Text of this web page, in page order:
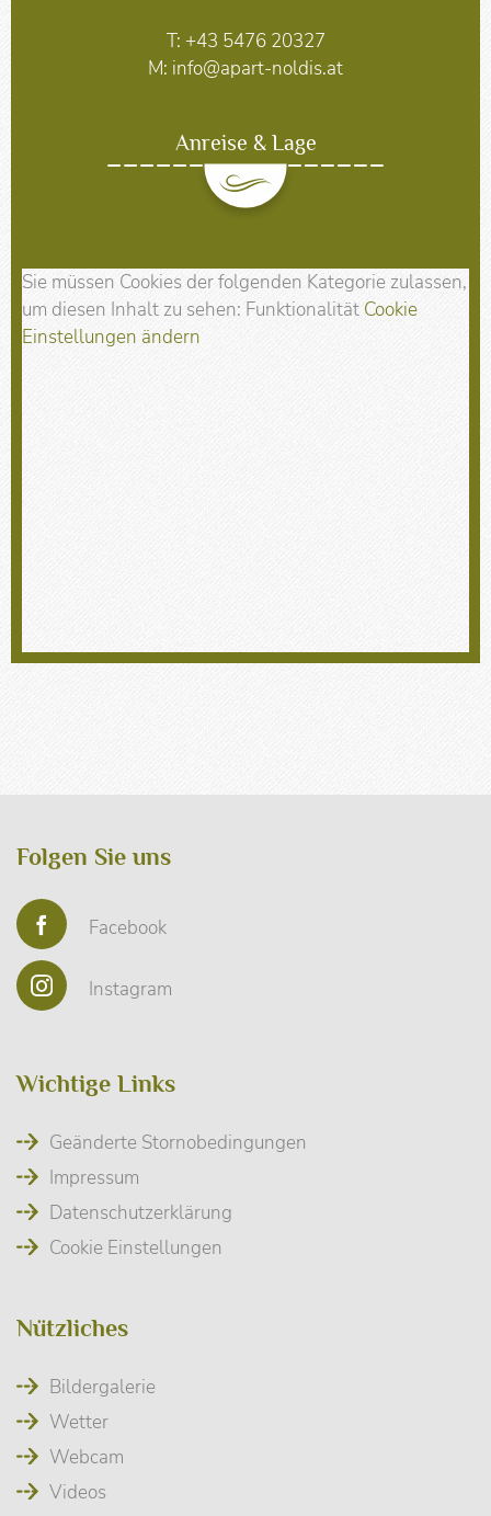
T: +43 5476 20327
M: info@apart-noldis.at
Anreise & Lage
Sie müssen Cookies der folgenden Kategorie zulassen,
um diesen Inhalt zu sehen: Funktionalität Cookie
Einstellungen ändern
Folgen Sie uns
Facebook
Instagram
Wichtige Links
Geänderte Stornobedingungen
Impressum
Datenschutzerklärung
Cookie Einstellungen
Nützliches
Bildergalerie
Wetter
Webcam
Videos